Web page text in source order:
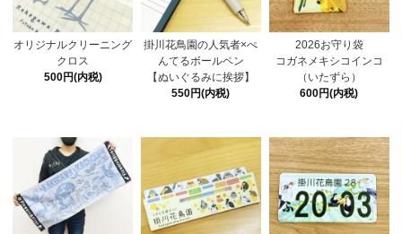
オリジナルクリーニング
クロス
500円(内税)
掛川花鳥園の人気者×ぺ
んてるボールペン
【ぬいぐるみに挨拶】
550円(内税)
2026お守り袋
コガネメキシコインコ
（いたずら）
600円(内税)